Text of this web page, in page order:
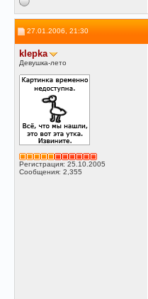
27.01.2006, 21:30
klepka
Девушка-лето
Регистрация: 25.10.2005
Сообщения: 2,355